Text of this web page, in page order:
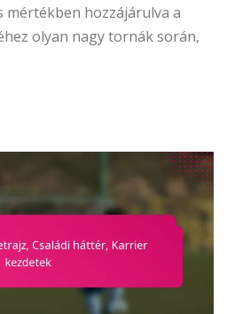
mértékben hozzájárulva a
olyan nagy tornák során,